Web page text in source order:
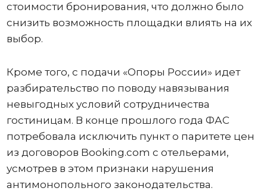
стоимости бронирования, что должно было
снизить возможность площадки влиять на их
выбор.
Кроме того, с подачи «Опоры России» идет
разбирательство по поводу навязывания
невыгодных условий сотрудничества
гостиницам. В конце прошлого года ФАС
потребовала исключить пункт о паритете цен
из договоров Booking.com с отельерами,
усмотрев в этом признаки нарушения
антимонопольного законодательства.